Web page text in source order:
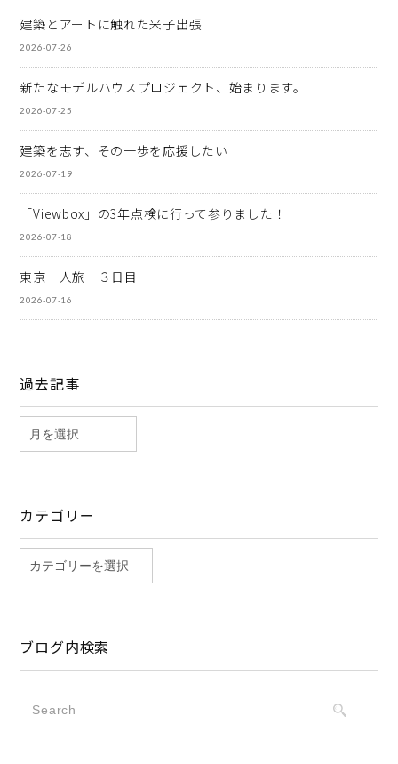
建築とアートに触れた米子出張
2026-07-26
新たなモデルハウスプロジェクト、始まります。
2026-07-25
建築を志す、その一歩を応援したい
2026-07-19
「Viewbox」の3年点検に行って参りました！
2026-07-18
東京一人旅 ３日目
2026-07-16
過去記事
カテゴリー
ブログ内検索